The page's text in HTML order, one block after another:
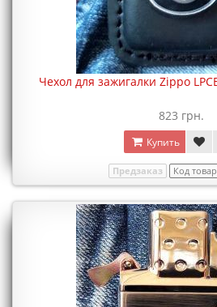
Чехол для зажигалки Zippo
823 грн.
Купить
Предзаказ Код